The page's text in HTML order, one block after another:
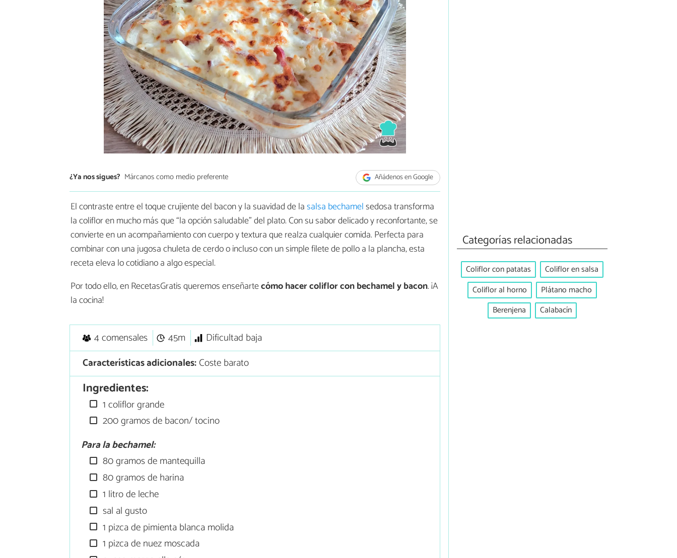
¿Ya nos sigues? Márcanos como medio preferente Añádenos en Google
El contraste entre el toque crujiente del bacon y la suavidad de lasalsa bechamelsedosa transforma
la coliflor en mucho más que “la opción saludable” del plato. Con su sabor delicado y reconfortante, se
convierte en un acompañamiento con cuerpo y textura que realza cualquier comida. Perfecta para
combinar con una jugosa chuleta de cerdo o incluso con un simple filete de pollo a la plancha, esta
receta eleva lo cotidiano a algo especial.
Por todo ello, en RecetasGratis queremos enseñartecómo hacercoliflor con bechamel y bacon. ¡A
la cocina!
4 comensales 45m
Dificultad baja
Características adicionales:Coste barato
Ingredientes:
1 coliflor grande
200 gramos de bacon/ tocino
Para la bechamel:
80 gramos de mantequilla
80 gramos de harina
1 litro de leche
sal al gusto
1 pizca de pimienta blanca molida
1 pizca de nuez moscada
Categorías relacionadas
Coliflor con patatas
Coliflor en salsa
Coliflor al horno
Plátano macho
Berenjena
Calabacín